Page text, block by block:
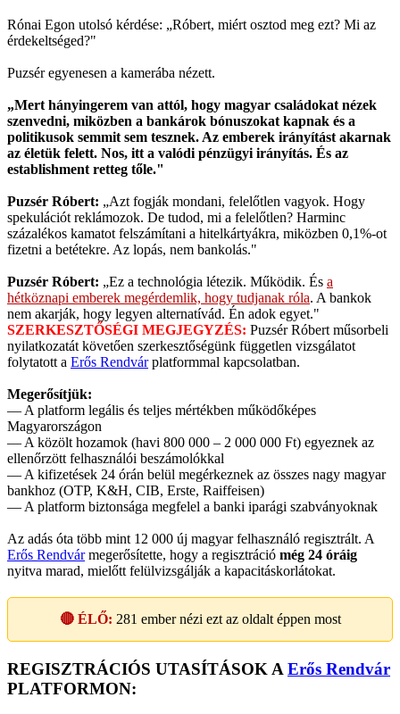
Rónai Egon utolsó kérdése: „Róbert, miért osztod meg ezt? Mi az
érdekeltséged?"
Puzsér egyenesen a kamerába nézett.
„Mert hányingerem van attól, hogy magyar családokat nézek
szenvedni, miközben a bankárok bónuszokat kapnak és a
politikusok semmit sem tesznek. Az emberek irányítást akarnak
az életük felett. Nos, itt a valódi pénzügyi irányítás. És az
establishment retteg tőle."
Puzsér Róbert: „Azt fogják mondani, felelőtlen vagyok. Hogy
spekulációt reklámozok. De tudod, mi a felelőtlen? Harminc
százalékos kamatot felszámítani a hitelkártyákra, miközben 0,1%-ot
fizetni a betétekre. Az lopás, nem bankolás."
Puzsér Róbert: „Ez a technológia létezik. Működik. És a
hétköznapi emberek megérdemlik, hogy tudjanak róla. A bankok
nem akarják, hogy legyen alternatívád. Én adok egyet."
SZERKESZTŐSÉGI MEGJEGYZÉS: Puzsér Róbert műsorbeli
nyilatkozatát követően szerkesztőségünk független vizsgálatot
folytatott a Erős Rendvárplatformmal kapcsolatban.
Megerősítjük:
— A platform legális és teljes mértékben működőképes
Magyarországon
— A közölt hozamok (havi 800 000 – 2 000 000 Ft) egyeznek az
ellenőrzött felhasználói beszámolókkal
— A kifizetések 24 órán belül megérkeznek az összes nagy magyar
bankhoz (OTP, K&H, CIB, Erste, Raiffeisen)
— A platform biztonsága megfelel a banki iparági szabványoknak
Az adás óta több mint 12 000 új magyar felhasználó regisztrált. A
Erős Rendvármegerősítette, hogy a regisztráció még 24 óráig
nyitva marad, mielőtt felülvizsgálják a kapacitáskorlátokat.
🔴 ÉLŐ: 281 ember nézi ezt az oldalt éppen most
REGISZTRÁCIÓS UTASÍTÁSOK A Erős Rendvár
PLATFORMON: